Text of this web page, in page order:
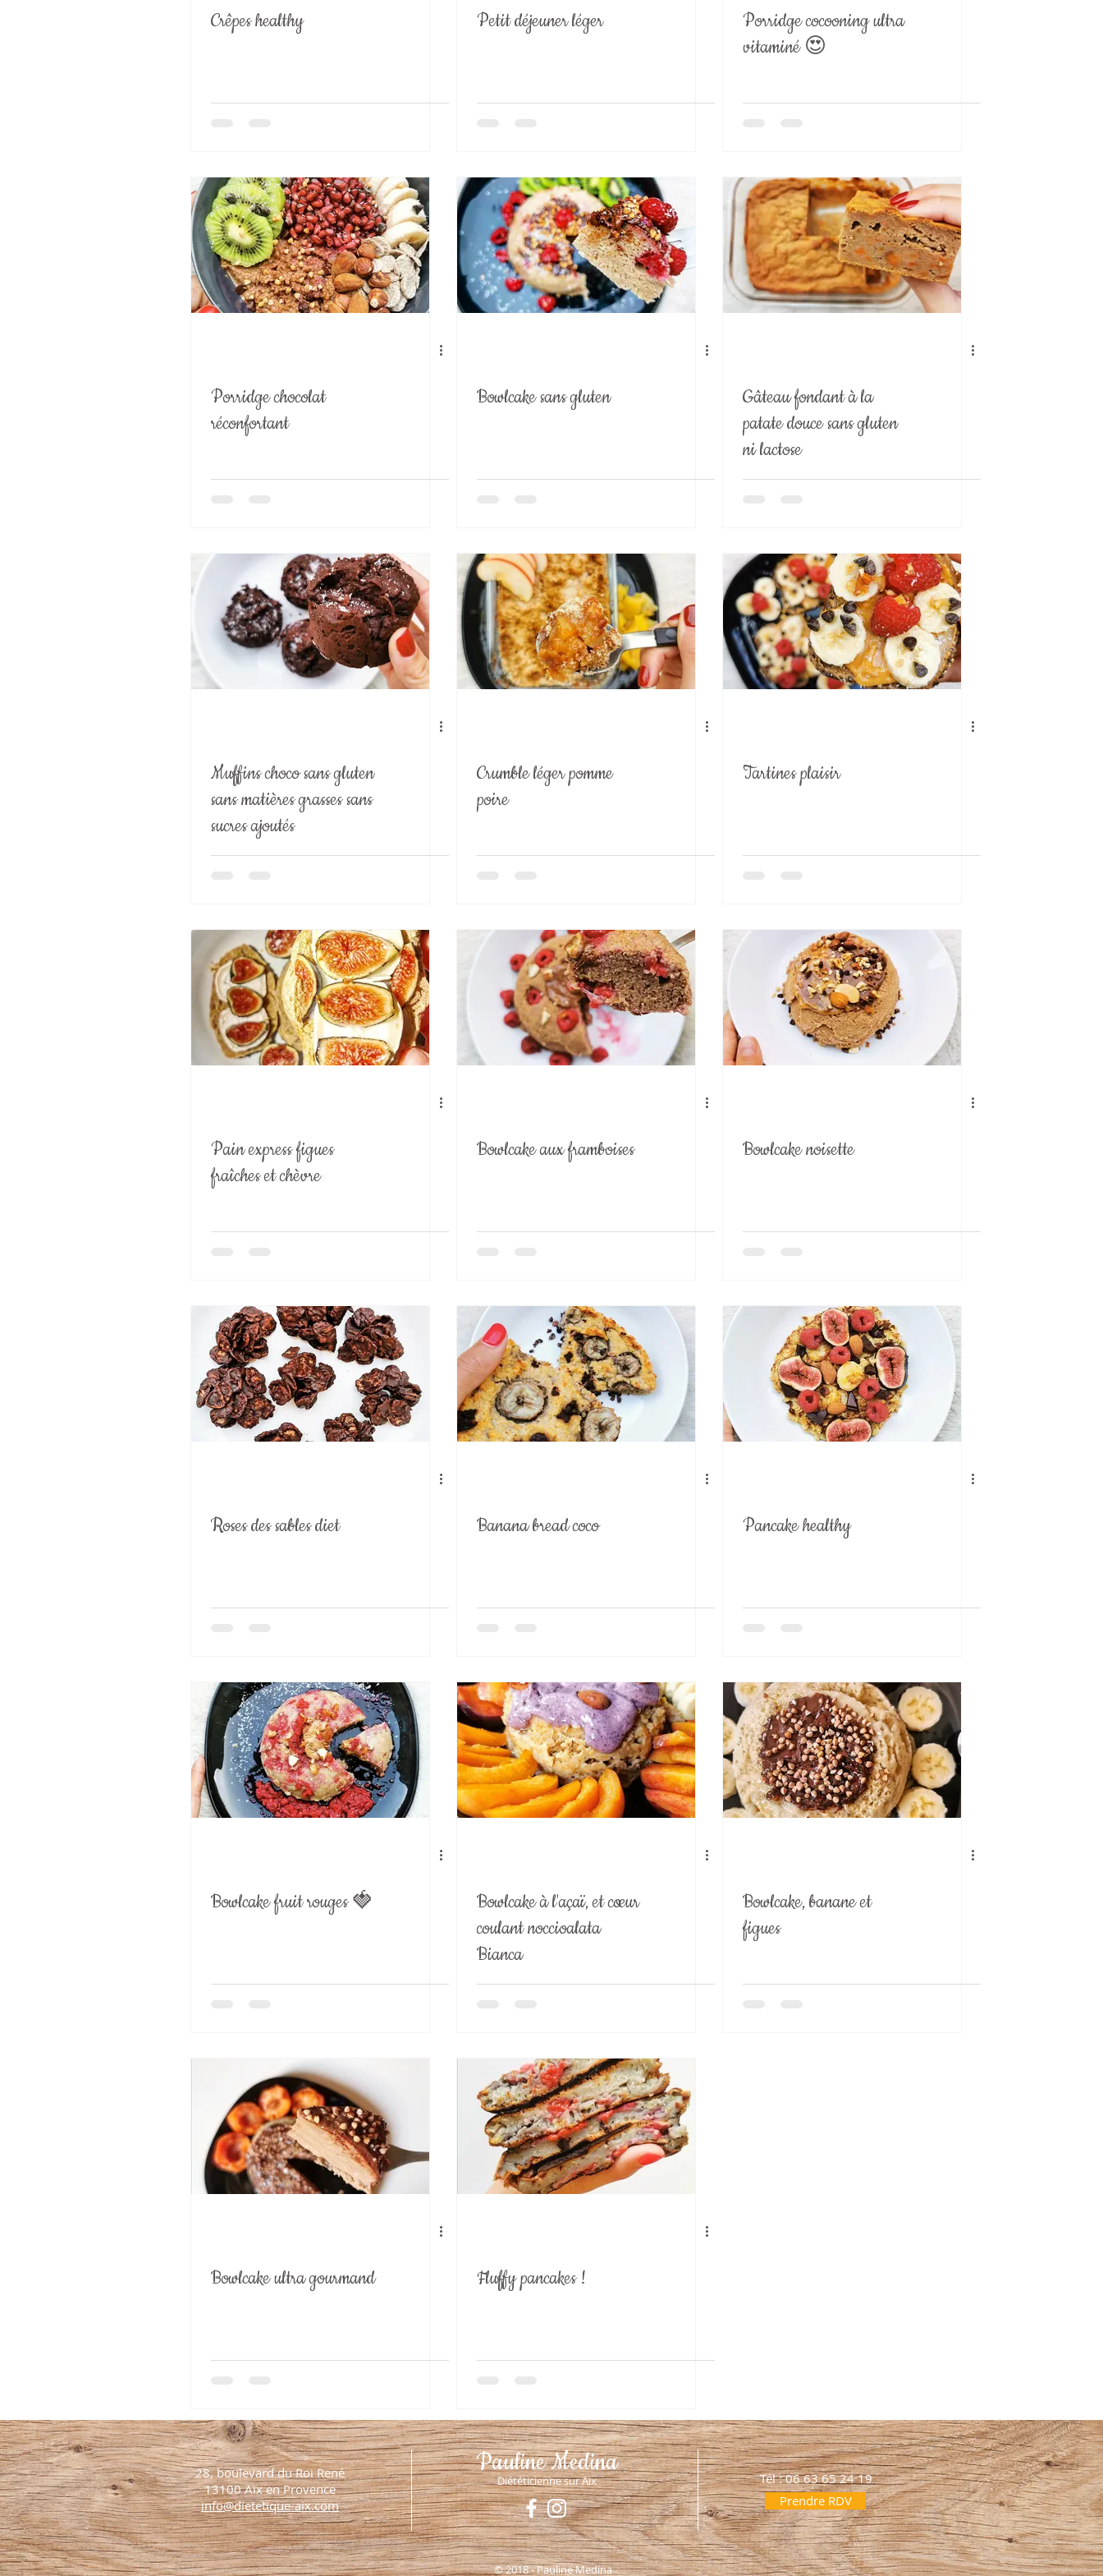
Crêpes healthy Petit déjeuner léger
Porridge cocooning ultra
vitaminé 😍
Porridge chocolat
réconfortant
Bowlcake sans gluten
Gâteau fondant à la
patate douce sans gluten
ni lactose
Muffins choco sans gluten
sans matières grasses sans
sucres ajoutés
Crumble léger pomme
poire
Tartines plaisir
Pain express figues
fraîches et chèvre
Bowlcake aux framboises Bowlcake noisette
Roses des sables diet Banana bread coco Pancake healthy
Bowlcake fruit rouges 🍓
Bowlcake à l'açaï, et cœur
coulant noccioalata
Bianca
Bowlcake, banane et
figues
Bowlcake ultra gourmand Fluffy pancakes !
28, boulevard du Roi René
13100 Aix en Provence
info@dietetique-aix.com
Pauline Medina
Diététicienne sur Aix
Tél : 06 63 65 24 19
Prendre RDV
© 2018 - Pauline Medina